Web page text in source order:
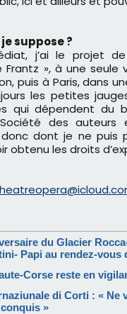
suppose ?
j’ai le projet
», à une seule
puis à Paris, dans
les petites
qui dépendent du
des auteurs
dont je ne puis
obtenu les droits
du Glacier
Papi au rendez-vous
Corse reste en
di Corti : « Ne
»